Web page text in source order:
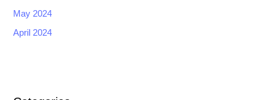
May 2024
April 2024